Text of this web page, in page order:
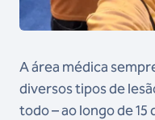
A área médica
diversos tipos de
todo – ao longo de